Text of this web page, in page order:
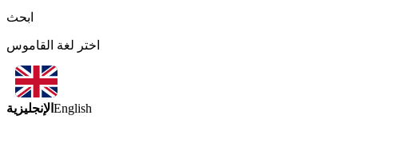
ابحث
اختر لغة القاموس
الإنجليزية English